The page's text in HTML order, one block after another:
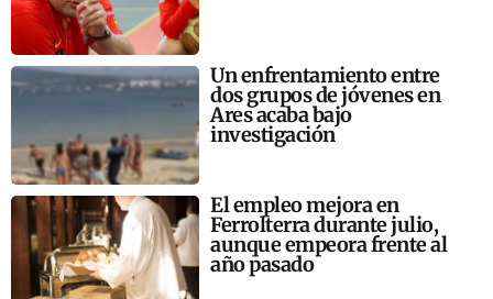
Un enfrentamiento entre
dos grupos de jóvenes en
Ares acaba bajo
investigación
El empleo mejora en
Ferrolterra durante julio,
aunque empeora frente al
año pasado